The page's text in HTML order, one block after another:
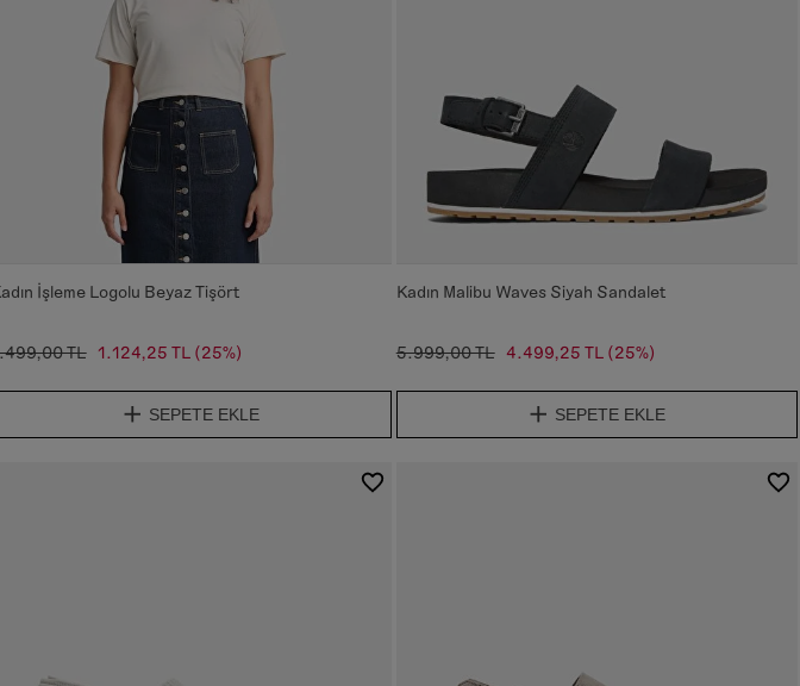
İşleme Logolu Beyaz Tişört
TL 1.124,25 TL (25%)
SEPETE EKLE
Kadın Malibu Waves Siyah Sandalet
5.999,00 TL 4.499,25 TL (25%)
SEPETE EKLE